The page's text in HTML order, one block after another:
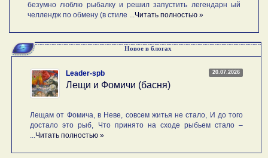
безумно люблю рыбалку и решил запустить легендарн ый
челлендж по обмену (в стиле ...Читать полностью »
Новое в блогах
20.07.2026
Leader-spb
Лещи и Фомичи (басня)
Лещам от Фомича, в Неве, совсем житья не стало, И до того
достало это рыб, Что принято на сходе рыбьем стало –
...Читать полностью »